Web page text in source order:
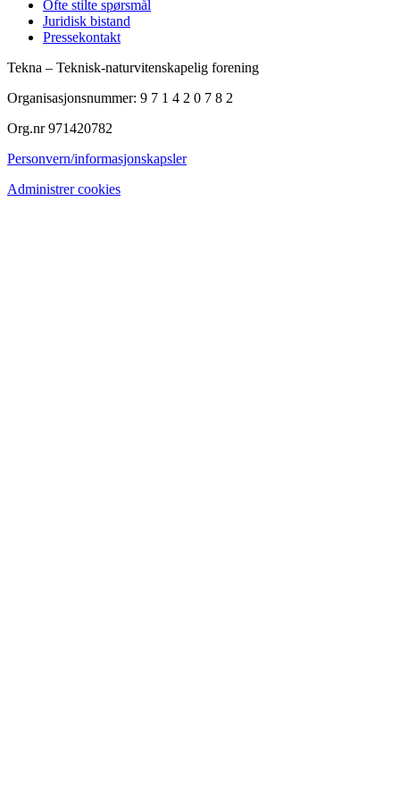
Ofte stilte spørsmål
Juridisk bistand
Pressekontakt
Tekna – Teknisk-naturvitenskapelig forening
Organisasjonsnummer: 9 7 1 4 2 0 7 8 2
Org.nr 971420782
Personvern/informasjonskapsler
Administrer cookies